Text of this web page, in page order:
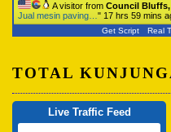
A visitor from Council
Jual mesin paving… " 17 hrs 59 mins
Get Script Real
TOTAL
Live Traffic Feed